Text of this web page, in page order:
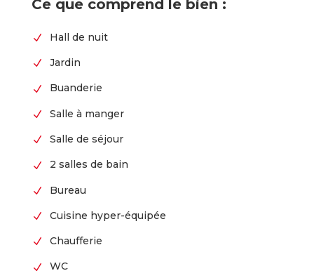
Ce que comprend le bien :
N Hall de nuit
N Jardin
N Buanderie
N Salle à manger
N Salle de séjour
N 2 salles de bain
N Bureau
N Cuisine hyper-équipée
N Chaufferie
N WC